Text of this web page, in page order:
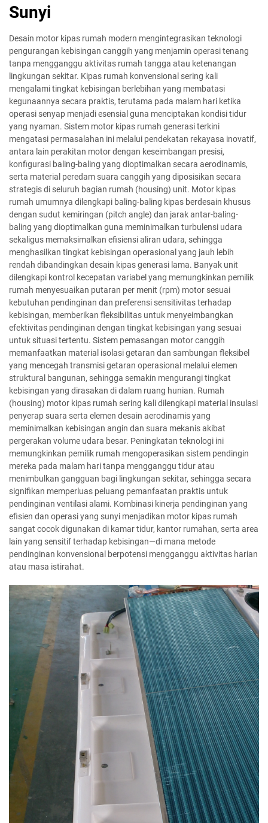
Sunyi
Desain motor kipas rumah modern mengintegrasikan teknologi
pengurangan kebisingan canggih yang menjamin operasi tenang
tanpa mengganggu aktivitas rumah tangga atau ketenangan
lingkungan sekitar. Kipas rumah konvensional sering kali
mengalami tingkat kebisingan berlebihan yang membatasi
kegunaannya secara praktis, terutama pada malam hari ketika
operasi senyap menjadi esensial guna menciptakan kondisi tidur
yang nyaman. Sistem motor kipas rumah generasi terkini
mengatasi permasalahan ini melalui pendekatan rekayasa inovatif,
antara lain perakitan motor dengan keseimbangan presisi,
konfigurasi baling-baling yang dioptimalkan secara aerodinamis,
serta material peredam suara canggih yang diposisikan secara
strategis di seluruh bagian rumah (housing) unit. Motor kipas
rumah umumnya dilengkapi baling-baling kipas berdesain khusus
dengan sudut kemiringan (pitch angle) dan jarak antar-baling-
baling yang dioptimalkan guna meminimalkan turbulensi udara
sekaligus memaksimalkan efisiensi aliran udara, sehingga
menghasilkan tingkat kebisingan operasional yang jauh lebih
rendah dibandingkan desain kipas generasi lama. Banyak unit
dilengkapi kontrol kecepatan variabel yang memungkinkan pemilik
rumah menyesuaikan putaran per menit (rpm) motor sesuai
kebutuhan pendinginan dan preferensi sensitivitas terhadap
kebisingan, memberikan fleksibilitas untuk menyeimbangkan
efektivitas pendinginan dengan tingkat kebisingan yang sesuai
untuk situasi tertentu. Sistem pemasangan motor canggih
memanfaatkan material isolasi getaran dan sambungan fleksibel
yang mencegah transmisi getaran operasional melalui elemen
struktural bangunan, sehingga semakin mengurangi tingkat
kebisingan yang dirasakan di dalam ruang hunian. Rumah
(housing) motor kipas rumah sering kali dilengkapi material insulasi
penyerap suara serta elemen desain aerodinamis yang
meminimalkan kebisingan angin dan suara mekanis akibat
pergerakan volume udara besar. Peningkatan teknologi ini
memungkinkan pemilik rumah mengoperasikan sistem pendingin
mereka pada malam hari tanpa mengganggu tidur atau
menimbulkan gangguan bagi lingkungan sekitar, sehingga secara
signifikan memperluas peluang pemanfaatan praktis untuk
pendinginan ventilasi alami. Kombinasi kinerja pendinginan yang
efisien dan operasi yang sunyi menjadikan motor kipas rumah
sangat cocok digunakan di kamar tidur, kantor rumahan, serta area
lain yang sensitif terhadap kebisingan—di mana metode
pendinginan konvensional berpotensi mengganggu aktivitas harian
atau masa istirahat.